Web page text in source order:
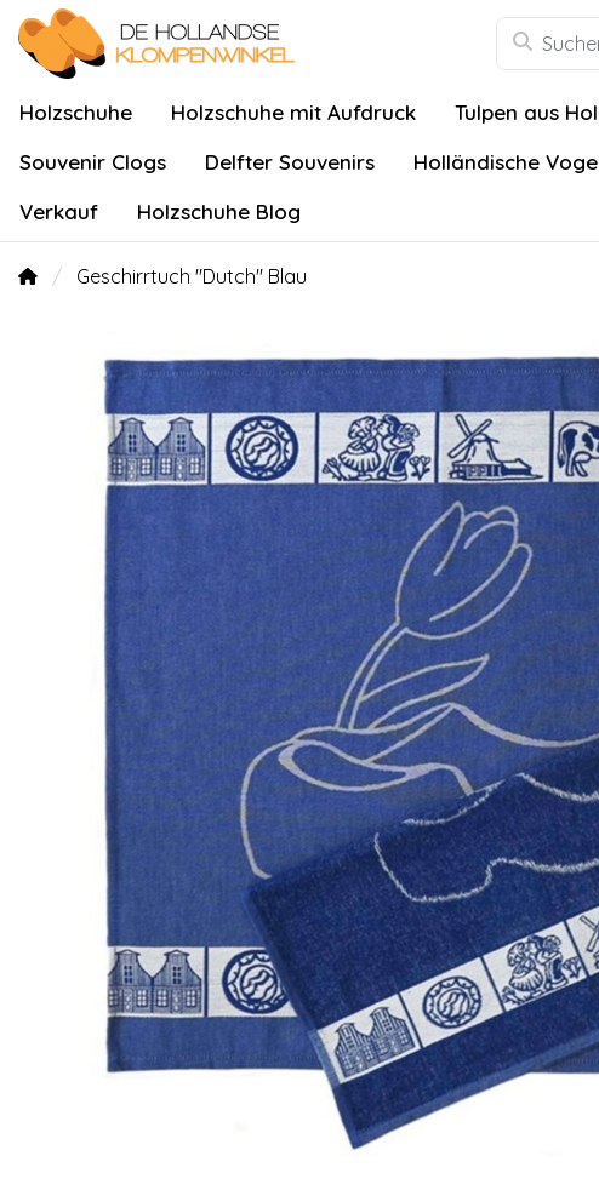
Holzschuhe Holzschuhe mit Aufdruck Tulpen aus
Souvenir Clogs
Delfter Souvenirs Holländische
Verkauf
Holzschuhe Blog
Geschirrtuch "Dutch" Blau